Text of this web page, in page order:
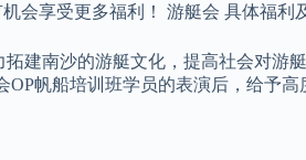
会享受更多福利！ 游艇会 具体福
建南沙的游艇文化，提高社会对
帆船培训班学员的表演后，给予